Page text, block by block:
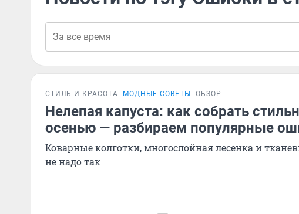
СТИЛЬ И КРАСОТА МОДНЫЕ СОВЕТЫ ОБЗОР
Нелепая капуста: как собрать
осенью — разбираем популярные
Коварные колготки, многослойная лесенка и
не надо так